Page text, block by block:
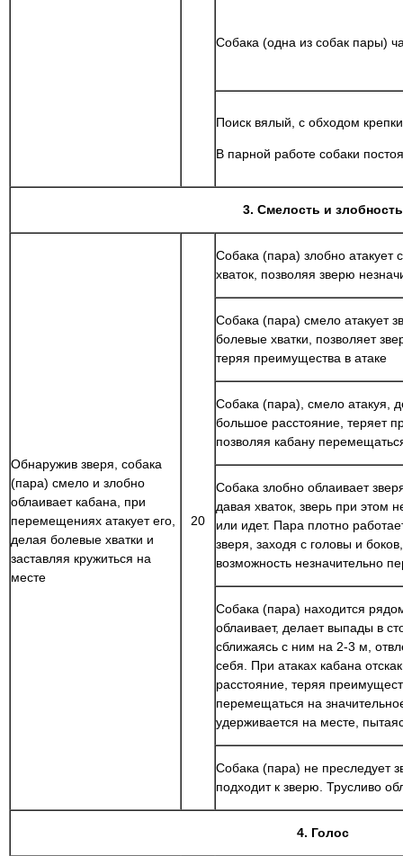
Собака (одна из собак пары)
Поиск вялый, с обходом
В парной работе собаки
3. Смелость и злобность
Обнаружив зверя, собака
(пара) смело и злобно
облаивает кабана, при
перемещениях атакует его,
делая болевые хватки и
заставляя кружиться на
месте
20
Собака (пара) злобно атакует
хваток, позволяя зверю
Собака (пара) смело атакует
болевые хватки, позволяет
теряя преимущества в атаке
Собака (пара), смело атакуя,
большое расстояние, теряет
позволяя кабану
Собака злобно облаивает
давая хваток, зверь при этом
или идет. Пара плотно
зверя, заходя с головы и
возможность незначительно
Собака (пара) находится
облаивает, делает выпады в
сближаясь с ним на 2-3 м,
себя. При атаках кабана
расстояние, теряя
перемещаться на
удерживается на месте,
Собака (пара) не преследует
подходит к зверю. Трусливо
4. Голос